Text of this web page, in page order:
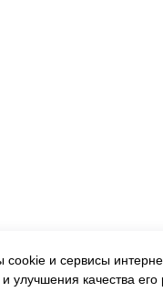
и сервисы
улучшения качества его